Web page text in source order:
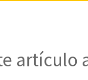
artículo